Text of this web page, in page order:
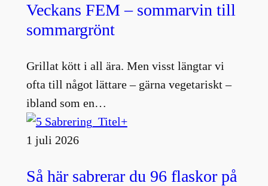
Veckans FEM – sommarvin till
sommargrönt
Grillat kött i all ära. Men visst längtar vi
ofta till något lättare – gärna vegetariskt –
ibland som en…
1 juli 2026
Så här sabrerar du 96 flaskor på